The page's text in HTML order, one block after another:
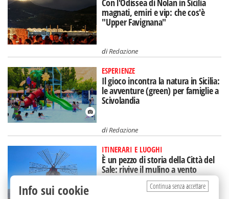
magnati, emiri e vip: che cos'è
"Upper Favignana"
diRedazione
ESPERIENZE
Il gioco incontra la natura in Sicilia:
le avventure (green) per famiglie a
Scivolandia
diRedazione
ITINERARI E LUOGHI
È un pezzo di storia della Città del
Sale: rivive il mulino a vento
restaurato in Sicilia
Continua senza accettare
Info sui cookie